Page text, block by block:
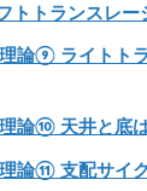
トトランスレー
理論⑨ ライトト
論⑩ 天井と底
論⑪ 支配サイ